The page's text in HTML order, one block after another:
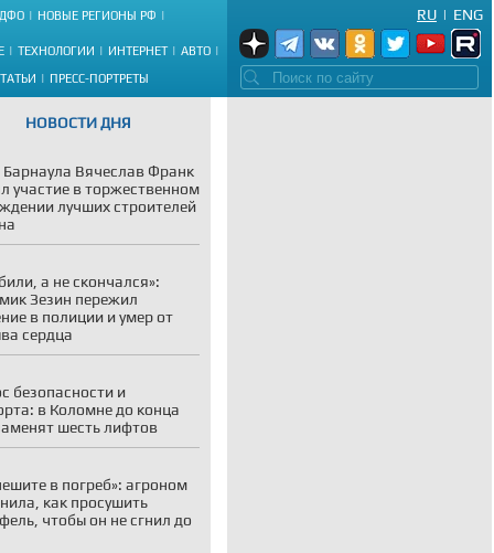
ДФО НОВЫЕ РЕГИОНЫ РФ
ТЕХНОЛОГИИ ИНТЕРНЕТ АВТО
ПРЕСС-ПОРТРЕТЫ
ENG
|
RU
НОВОСТИ ДНЯ
Барнаула Вячеслав Франк
участие в торжественном
лучших строителей
а не скончался»:
Зезин пережил
в полиции и умер от
сердца
безопасности и
в Коломне до конца
шесть лифтов
в погреб»: агроном
как просушить
чтобы он не сгнил до